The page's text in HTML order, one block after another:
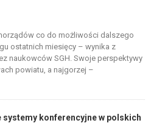
co do możliwości dalszego
ostatnich miesięcy – wynika z
naukowców SGH. Swoje perspektywy
powiatu, a najgorzej –
konferencyjne w polskich